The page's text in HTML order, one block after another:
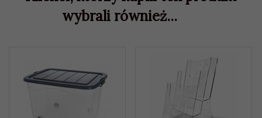
wybrali również...